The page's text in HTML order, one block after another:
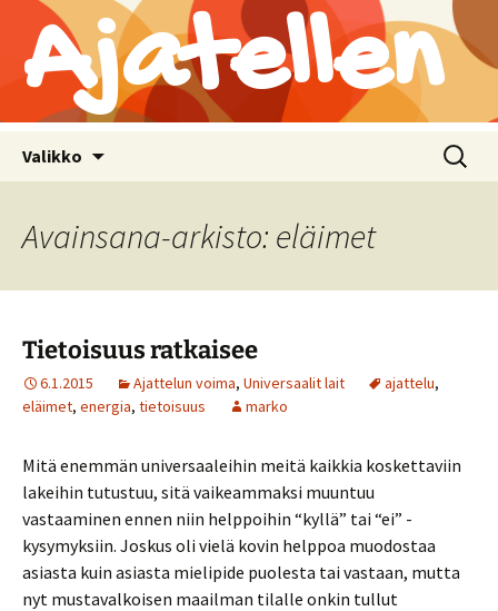
Ajatellen
Valikko Haku:
Avainsana-arkisto: eläimet
Tietoisuus ratkaisee
6.1.2015 Ajattelun voima, Universaalit lait ajattelu,
eläimet, energia, tietoisuus marko
Mitä enemmän universaaleihin meitä kaikkia koskettaviin
lakeihin tutustuu, sitä vaikeammaksi muuntuu
vastaaminen ennen niin helppoihin “kyllä” tai “ei” -
kysymyksiin. Joskus oli vielä kovin helppoa muodostaa
asiasta kuin asiasta mielipide puolesta tai vastaan, mutta
nyt mustavalkoisen maailman tilalle onkin tullut